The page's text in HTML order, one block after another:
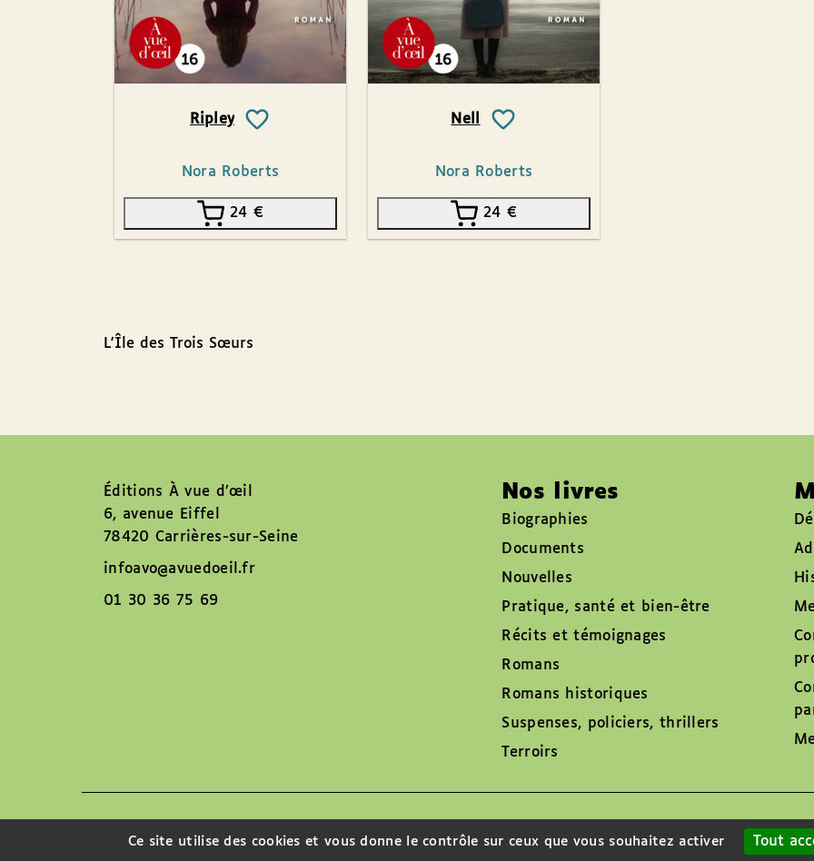
Ripley
Nora Roberts
24 €
Nell
Nora Roberts
24 €
L'Île des Trois Sœurs
Éditions À vue d’œil
6, avenue Eiffel
78420 Carrières-sur-Seine
infoavo@avuedoeil.fr
01 30 36 75 69
Nos livres
Biographies
Documents
Nouvelles
Pratique, santé et bien-être
Récits et témoignages
Romans
Romans historiques
Suspenses, policiers, thrillers
Terroirs
Ce site utilise des cookies et vous donne le contrôle sur ceux que vous souhaitez activer Tout